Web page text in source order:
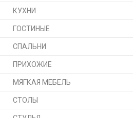
КУХНИ
ГОСТИНЫЕ
СПАЛЬНИ
ПРИХОЖИЕ
МЯГКАЯ МЕБЕЛЬ
СТОЛЫ